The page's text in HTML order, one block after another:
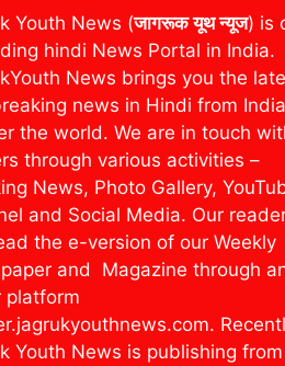
Youth News (जागरूक यूथ न्यूज) is
hindi News Portal in India.
News brings you the
news in Hindi from
the world. We are in touch
through various activities –
News, Photo Gallery,
and Social Media. Our
the e-version of our Weekly
and Magazine through
platform
Youth News is publishing from